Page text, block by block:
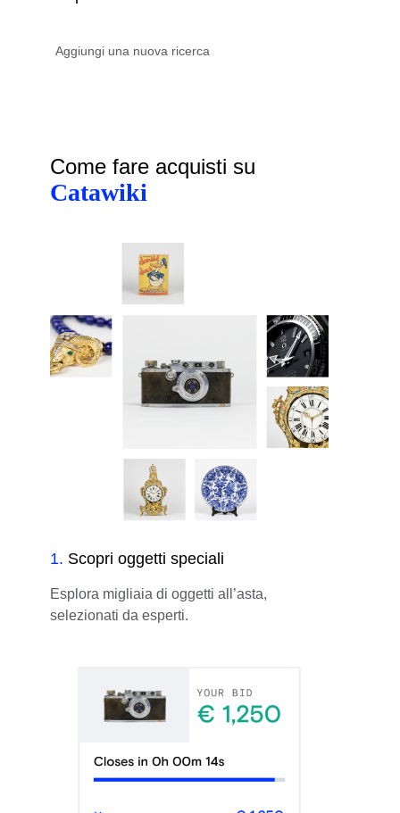
Come fare acquisti su
Catawiki
1. Scopri oggetti speciali
Esplora migliaia di oggetti all’asta,
selezionati da esperti.